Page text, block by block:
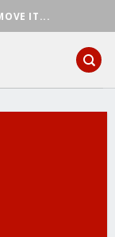
IT...